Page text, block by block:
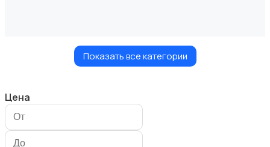
Показать все категории
Цена